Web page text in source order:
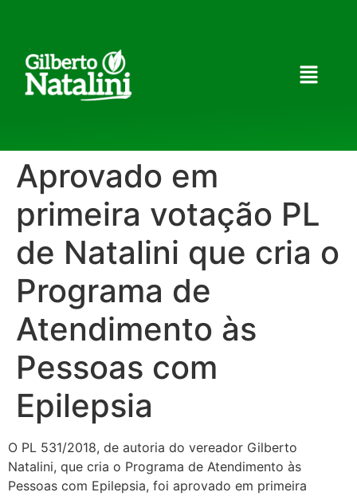
Aprovado em
primeira votação PL
de Natalini que cria o
Programa de
Atendimento às
Pessoas com
Epilepsia
O PL 531/2018, de autoria do vereador Gilberto
Natalini, que cria o Programa de Atendimento às
Pessoas com Epilepsia, foi aprovado em primeira